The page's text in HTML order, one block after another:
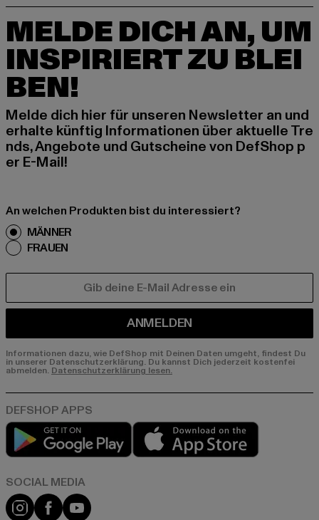
MELDE DICH AN, UM
INSPIRIERT ZU BLEI
BEN!
Melde dich hier für unseren Newsletter an und
erhalte künftig Informationen über aktuelle Tre
nds, Angebote und Gutscheine von DefShop p
er E-Mail!
An welchen Produkten bist du interessiert?
MÄNNER
FRAUEN
ANMELDEN
Informationen dazu, wie DefShop mit Deinen Daten umgeht, findest Du
in unserer Datenschutzerklärung. Du kannst Dich jederzeit kostenfei
abmelden. Datenschutzerklärung lesen.
Play market
Instagram
FacebookYouTube